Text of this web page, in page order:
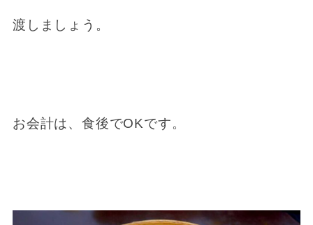
渡しましょう。
お会計は、食後でOKです。